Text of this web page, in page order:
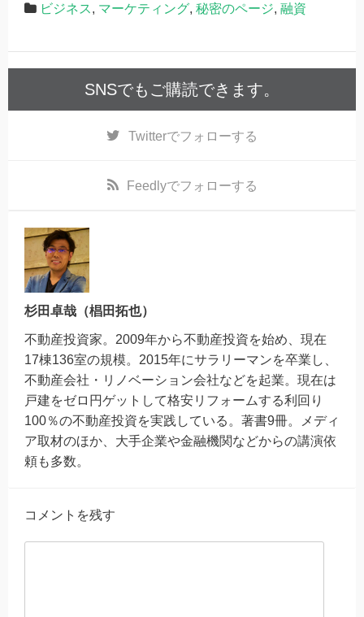
ビジネス, マーケティング, 秘密のページ, 融資
SNSでもご購読できます。
Twitterでフォローする
Feedlyでフォローする
杉田卓哉（椙田拓也）
不動産投資家。2009年から不動産投資を始め、現在
17棟136室の規模。2015年にサラリーマンを卒業し、
不動産会社・リノベーション会社などを起業。現在は
戸建をゼロ円ゲットして格安リフォームする利回り
100％の不動産投資を実践している。著書9冊。メディ
ア取材のほか、大手企業や金融機関などからの講演依
頼も多数。
コメントを残す